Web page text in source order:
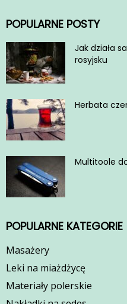
POPULARNE POSTY
Jak działa
rosyjsku
Herbata
Multitoole
POPULARNE KATEGORIE
Masażery
Leki na miażdżycę
Materiały polerskie